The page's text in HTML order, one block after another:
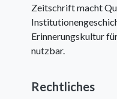
Zeitschrift macht
Erinnerungskultur
nutzbar.
Rechtliches